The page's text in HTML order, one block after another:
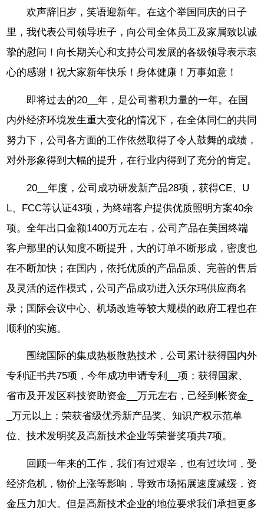
欢声辞旧岁，笑语迎新年。在这个举国同庆的日子
里，我代表公司领导班子，向公司全体员工及家属致以诚
挚的慰问！向长期关心和支持公司发展的各级领导表示衷
心的感谢！祝大家新年快乐！身体健康！万事如意！
即将过去的20__年，是公司蓄积力量的一年。在国
内外经济环境发生重大变化的情况下，在全体同仁的共同
努力下，公司各方面的工作依然取得了令人鼓舞的成绩，
对外形象得到大幅的提升，在行业内得到了充分的肯定。
20__年度，公司成功研发新产品28项，获得CE、U
L、FCC等认证43项，为终端客户提供优质照明方案40余
项。全年出口金额1400万元左右，公司产品在美国终端
客户那里的认知度不断提升，大的订单不断形成，密度也
在不断加快；在国内，依托优质的产品品质、完善的售后
及灵活的运作模式，公司产品成功进入沃尔玛供应商名
录；国际会议中心、机场改造等较大规模的政府工程也在
顺利的实施。
围绕国际的集成热板散热技术，公司累计获得国内外
专利证书共75项，今年成功申请专利__项；获得国家、
省市及开发区科技资助资金__万元左右，己经到帐资金_
_万元以上；荣获省级优秀新产品奖、知识产权示范单
位、技术发明奖及高新技术企业等荣誉奖项共7项。
回顾一年来的工作，我们有过艰辛，也有过坎坷，受
经济危机，物价上涨等影响，导致市场拓展速度减缓，资
金压力加大。但是高新技术企业的地位要求我们承担更多